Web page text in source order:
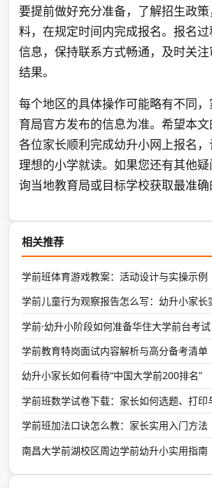
要提前做好充分准备，了解招生政
料，在规定时间内完成报名。报名
信息，保持联系方式畅通，及时关
结果。
每个地区的具体操作可能略有不同
育局官方发布的信息为准。希望本
各位家长顺利完成幼升小网上报名
理想的小学就读。如果您还有其他
询当地教育局或目标学校获取最准确
相关推荐
学前班体育游戏教案：活动设计与实操示例
学前儿童行为观察报告怎么写：幼升小家长
学前·幼升小阶段如何准备华住大学前台考试
学前教育特岗面试内容解析与高分备考清单
幼升小家长如何看待“中国大学前200排名”
学前班数学试卷下载：家长如何选题、打印
学前班加法口诀怎么教：家长实用入门方法
南昌大学前湖校区周边学前幼升小实用指南